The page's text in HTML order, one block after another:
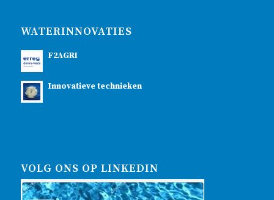
WATERINNOVATIES
F2AGRI
Innovatieve technieken
VOLG ONS OP LINKEDIN